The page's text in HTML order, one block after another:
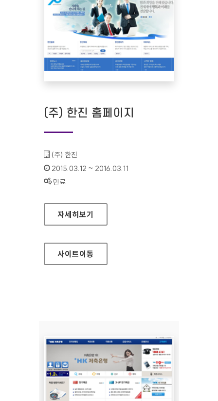
(주) 한진 홈페이지
기관명 :
(주) 한진
인증기간 :
2015.03.12 ~ 2016.03.11
상태 :
만료
(주) 한진 홈페이지
자세히보기
사이트이동